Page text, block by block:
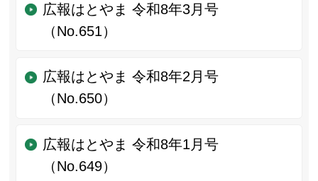
広報はとやま 令和8年3月号
（No.651）
広報はとやま 令和8年2月号
（No.650）
広報はとやま 令和8年1月号
（No.649）